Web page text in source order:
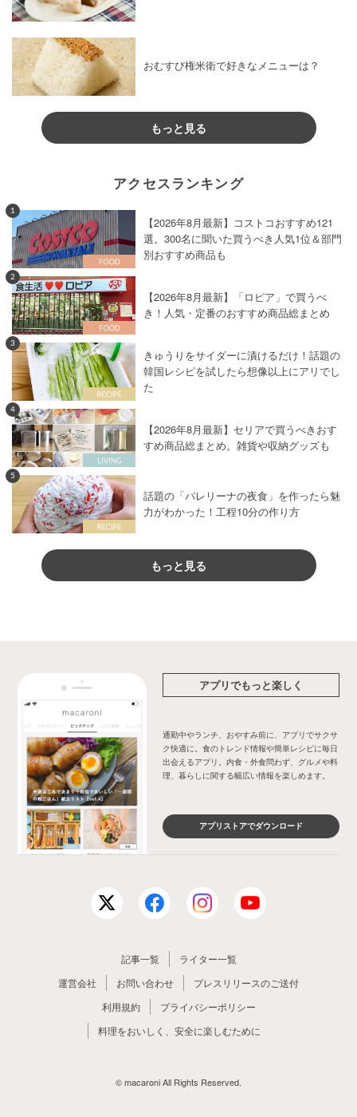
おむすび権米衛で好きなメニューは？
もっと見る
アクセスランキング
1
【2026年8月最新】コストコおすすめ121
選。300名に聞いた買うべき人気1位＆部門
別おすすめ商品も
2
【2026年8月最新】「ロピア」で買うべ
き！人気・定番のおすすめ商品総まとめ
3
きゅうりをサイダーに漬けるだけ！話題の
韓国レシピを試したら想像以上にアリでし
た
4
【2026年8月最新】セリアで買うべきおす
すめ商品総まとめ。雑貨や収納グッズも
5
話題の「バレリーナの夜食」を作ったら魅
力がわかった！工程10分の作り方
もっと見る
アプリでもっと楽しく
通勤中やランチ、おやすみ前に、アプリでサクサ
ク快適に。食のトレンド情報や簡単レシピに毎日
出会えるアプリ。内食・外食問わず、グルメや料
理、暮らしに関する幅広い情報を楽しめます。
アプリストアでダウンロード
記事一覧
ライター一覧
運営会社
お問い合わせ
プレスリリースのご送付
利用規約
プライバシーポリシー
料理をおいしく、安全に楽しむために
© macaroni All Rights Reserved.